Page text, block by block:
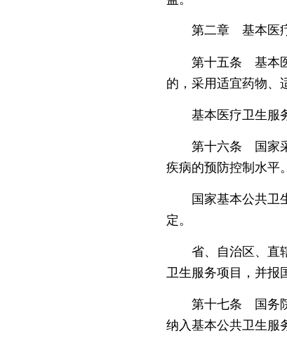
第二章 基本医
第十五条 基本医
的，采用适宜药物、
基本医疗卫生服务
第十六条 国家采
疾病的预防控制水平。
国家基本公共卫生
定。
省、自治区、直辖
卫生服务项目，并报
第十七条 国务院
纳入基本公共卫生服